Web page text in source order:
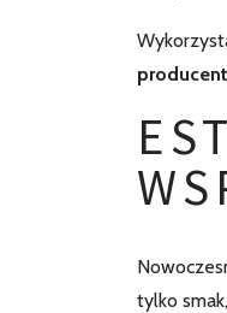
tylko